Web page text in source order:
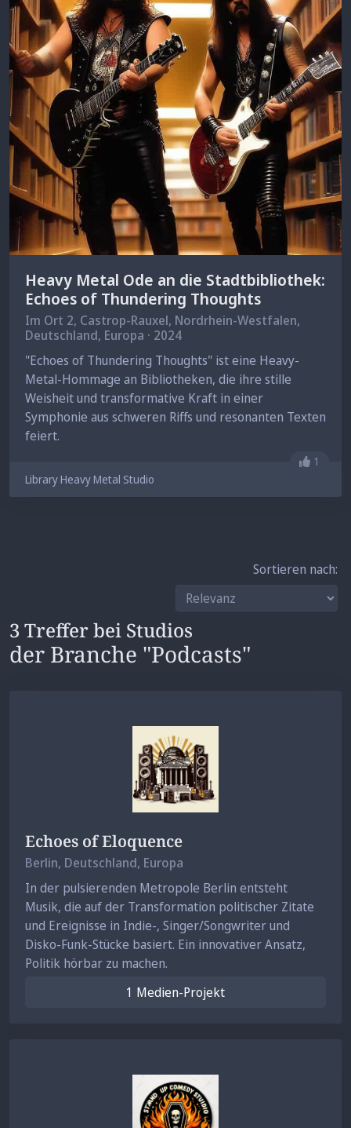
Heavy Metal Ode an die Stadtbibliothek:
Echoes of Thundering Thoughts
Im Ort 2, Castrop-Rauxel, Nordrhein-Westfalen,
Deutschland, Europa · 2024
"Echoes of Thundering Thoughts" ist eine Heavy-
Metal-Hommage an Bibliotheken, die ihre stille
Weisheit und transformative Kraft in einer
Symphonie aus schweren Riffs und resonanten Texten
feiert.
Gefällt
1
Library Heavy Metal Studio
Sortieren nach:
3 Treffer bei Studios
der Branche "Podcasts"
Echoes of Eloquence
Berlin, Deutschland, Europa
In der pulsierenden Metropole Berlin entsteht
Musik, die auf der Transformation politischer Zitate
und Ereignisse in Indie-, Singer/Songwriter und
Disko-Funk-Stücke basiert. Ein innovativer Ansatz,
Politik hörbar zu machen.
1 Medien-Projekt